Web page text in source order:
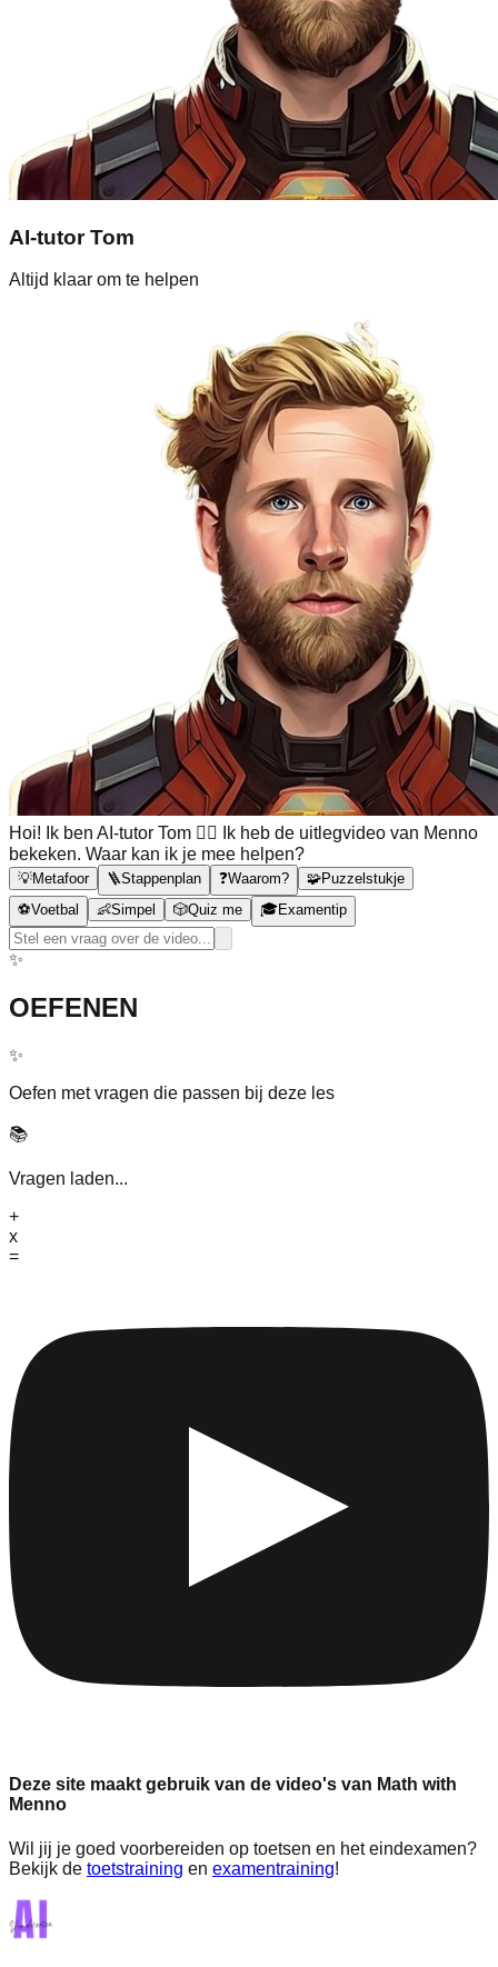
AI-tutor Tom
Altijd klaar om te helpen
Hoi! Ik ben AI-tutor Tom 🙋‍♂️ Ik heb de uitlegvideo van Menno
bekeken. Waar kan ik je mee helpen?
💡Metafoor 🪜Stappenplan ❓Waarom? 🧩Puzzelstukje
⚽Voetbal 👶Simpel 🎲Quiz me 🎓Examentip
✨
OEFENEN
✨
Oefen met vragen die passen bij deze les
📚
Vragen laden...
+
x
=
Deze site maakt gebruik van de video's van Math with
Menno
Wil jij je goed voorbereiden op toetsen en het eindexamen?
Bekijk de toetstraining en examentraining!